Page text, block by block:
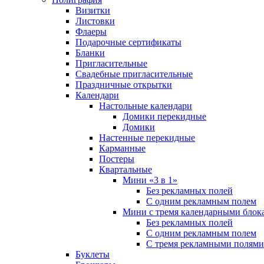
Визитки
Листовки
Флаеры
Подарочные сертификаты
Бланки
Пригласительные
Свадебные пригласительные
Праздничные открытки
Календари
Настольные календари
Домики перекидные
Домики
Настенные перекидные
Карманные
Постеры
Квартальные
Мини «3 в 1»
Без рекламных полей
С одним рекламным полем
Мини с тремя календарными
Без рекламных полей
С одним рекламным полем
С тремя рекламными полями
Буклеты